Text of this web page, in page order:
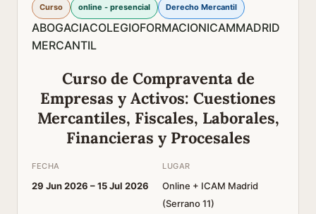
Curso online - presencial Derecho Mercantil
ABOGACIACOLEGIOFORMACIONICAMMADRID
MERCANTIL
Curso de Compraventa de
Empresas y Activos: Cuestiones
Mercantiles, Fiscales, Laborales,
Financieras y Procesales
FECHA
29 Jun 2026 –15 Jul 2026
LUGAR
Online + ICAM Madrid
(Serrano 11)